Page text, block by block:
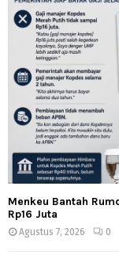
Menkeu Bantah
Rp16 Juta
Agustus 7, 2026 0